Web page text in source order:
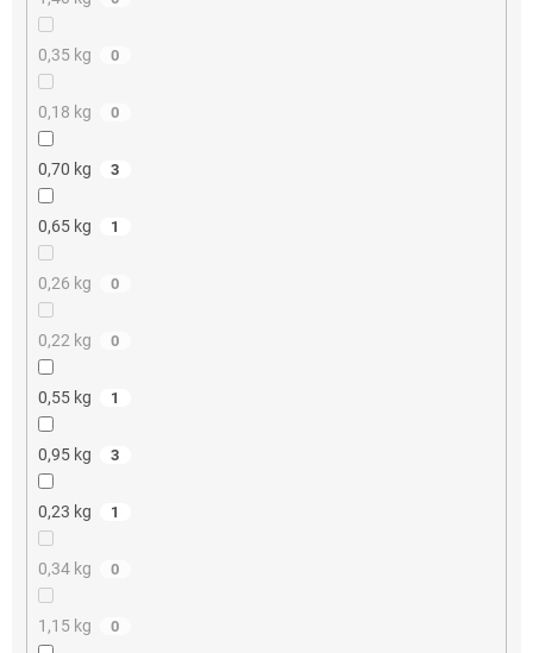
0,35 kg 0
0,18 kg 0
0,70 kg 3
0,65 kg 1
0,26 kg 0
0,22 kg 0
0,55 kg 1
0,95 kg 3
0,23 kg 1
0,34 kg 0
1,15 kg 0